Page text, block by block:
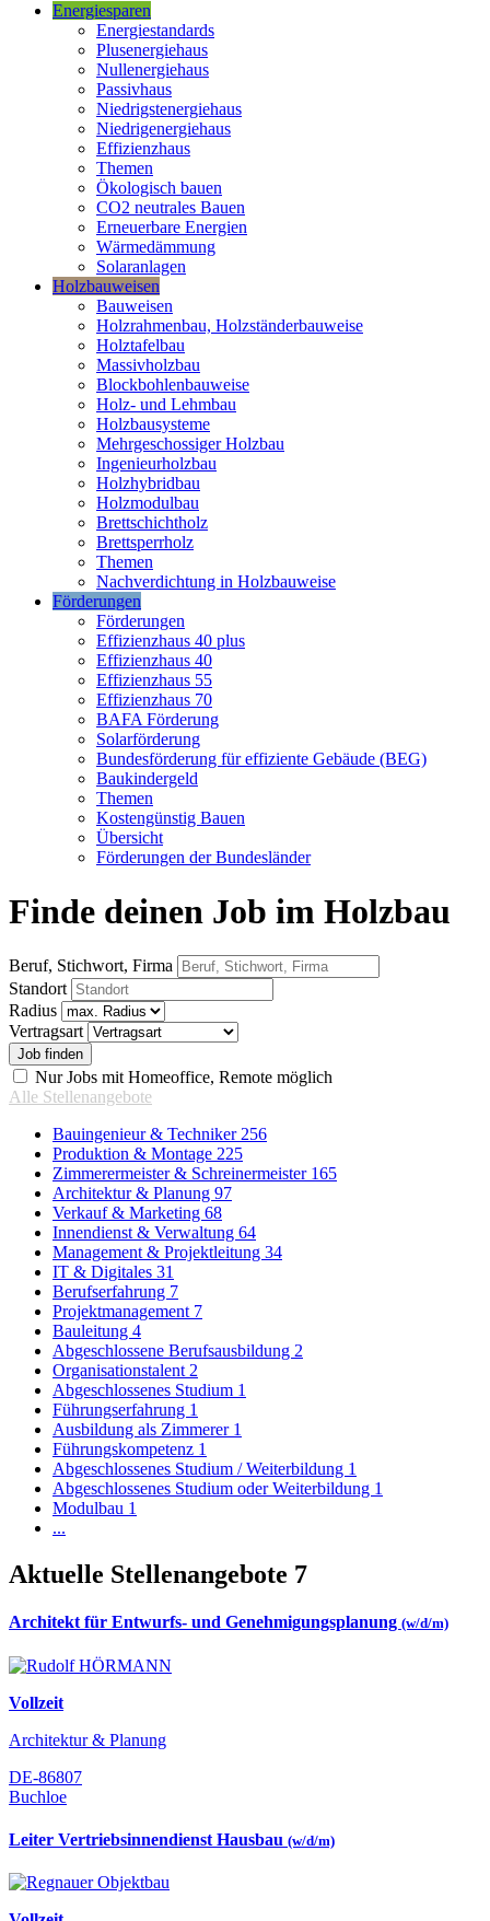
Energiesparen
Energiestandards
Plusenergiehaus
Nullenergiehaus
Passivhaus
Niedrigstenergiehaus
Niedrigenergiehaus
Effizienzhaus
Themen
Ökologisch bauen
CO2 neutrales Bauen
Erneuerbare Energien
Wärmedämmung
Solaranlagen
Holzbauweisen
Bauweisen
Holzrahmenbau, Holzständerbauweise
Holztafelbau
Massivholzbau
Blockbohlenbauweise
Holz- und Lehmbau
Holzbausysteme
Mehrgeschossiger Holzbau
Ingenieurholzbau
Holzhybridbau
Holzmodulbau
Brettschichtholz
Brettsperrholz
Themen
Nachverdichtung in Holzbauweise
Förderungen
Förderungen
Effizienzhaus 40 plus
Effizienzhaus 40
Effizienzhaus 55
Effizienzhaus 70
BAFA Förderung
Solarförderung
Bundesförderung für effiziente Gebäude (BEG)
Baukindergeld
Themen
Kostengünstig Bauen
Übersicht
Förderungen der Bundesländer
Finde deinen Job im Holzbau
Beruf, Stichwort, Firma
Standort
Radius
Vertragsart
Nur Jobs mit Homeoffice, Remote möglich
Alle Stellenangebote
Bauingenieur & Techniker 256
Produktion & Montage 225
Zimmerermeister & Schreinermeister 165
Architektur & Planung 97
Verkauf & Marketing 68
Innendienst & Verwaltung 64
Management & Projektleitung 34
IT & Digitales 31
Berufserfahrung 7
Projektmanagement 7
Bauleitung 4
Abgeschlossene Berufsausbildung 2
Organisationstalent 2
Abgeschlossenes Studium 1
Führungserfahrung 1
Ausbildung als Zimmerer 1
Führungskompetenz 1
Abgeschlossenes Studium / Weiterbildung 1
Abgeschlossenes Studium oder Weiterbildung 1
Modulbau 1
...
Aktuelle Stellenangebote 7
Architekt für Entwurfs- und Genehmigungsplanung (w/d/m)
Vollzeit
Architektur & Planung
DE-86807
Buchloe
Leiter Vertriebsinnendienst Hausbau (w/d/m)